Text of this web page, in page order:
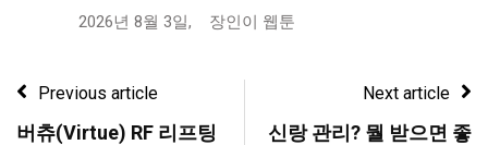
2026년 8월 3일, 장인이 웹툰
Previous article
버츄(Virtue) RF 리프팅
Next article
신랑 관리? 뭘 받으면 좋